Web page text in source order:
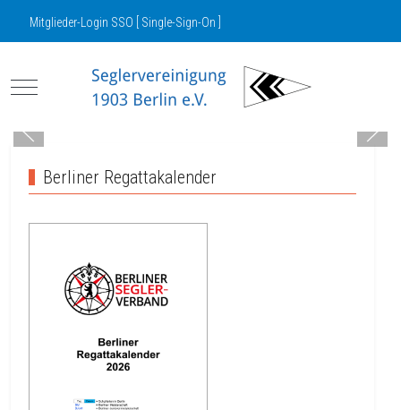
Mitglieder-Login SSO [ Single-Sign-On ]
Mobile Menu Toggle
Berliner Regattakalender